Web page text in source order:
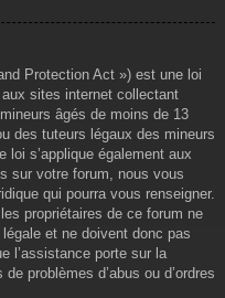
Protection Act ») est une loi
sites internet collectant
âgés de moins de 13
des tuteurs légaux des mineurs
s’applique également aux
sur votre forum, nous vous
qui pourra vous renseigner.
propriétaires de ce forum ne
et ne doivent donc pas
l’assistance porte sur la
problèmes d’abus ou d’ordres